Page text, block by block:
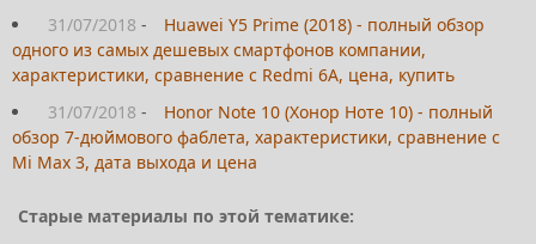
31/07/2018 -
Huawei Y5 Prime (2018) - полный обзор
одного из самых дешевых смартфонов компании,
характеристики, сравнение с Redmi 6A, цена, купить
31/07/2018 -
Honor Note 10 (Хонор Ноте 10) - полный
обзор 7-дюймового фаблета, характеристики, сравнение с
Mi Max 3, дата выхода и цена
Старые материалы по этой тематике: